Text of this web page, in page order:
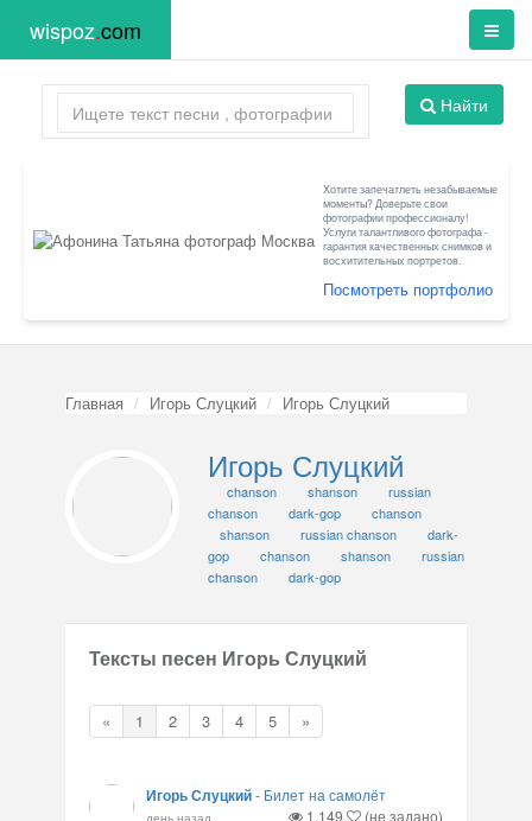
wispoz.com
Найти
Хотите запечатлеть незабываемые
моменты? Доверьте свои
фотографии профессионалу!
Услуги талантливого фотографа -
гарантия качественных снимков и
восхитительных портретов.
Посмотреть портфолио
Главная Игорь Слуцкий Игорь Слуцкий
Игорь Слуцкий
chanson shanson
russian
chanson
dark-gop
chanson
shanson
russian chanson
dark-
gop
chanson shanson
russian
chanson
dark-gop
Тексты песен Игорь Слуцкий
« 1 2 3 4 5 »
Игорь Слуцкий- Билет на самолёт
день назад 1,149 (не задано)